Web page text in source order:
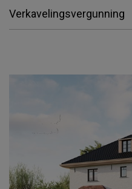
Verkavelingsvergunning